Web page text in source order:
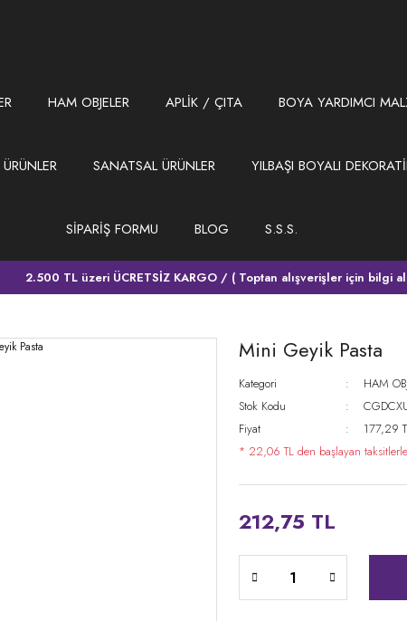
HAM OBJELER APLİK / ÇITA BOYA YARDIMCI
SANATSAL ÜRÜNLER YILBAŞI BOYALI
SİPARİŞ FORMU BLOG S.S.S.
2.500 TL üzeri ÜCRETSİZ KARGO / ( Toptan alışverişler için bilgi
Mini Geyik Pasta
Kategori HAM
Stok Kodu
Fiyat
177,29
* 22,06 TL den başlayan
212,75 TL